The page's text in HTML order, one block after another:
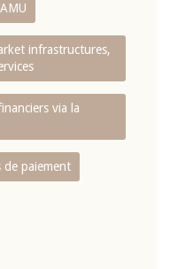
infrastructures,
via la
de paiement